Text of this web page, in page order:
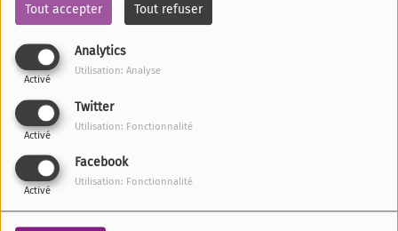
Tout accepter Tout refuser
Analytics
Activé
Utilisation: Analyse
Twitter
Activé
Utilisation: Fonctionnalité
Facebook
Activé
Utilisation: Fonctionnalité
24 JUILLET 2025
ÉCOUTER LE PODCAST